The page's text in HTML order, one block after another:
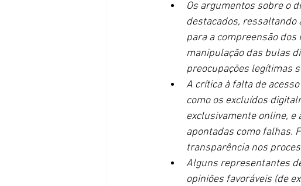
Os argumentos sobre o
destacados, ressaltando
para a compreensão
manipulação das bulas
preocupações legítimas
A crítica à falta de
como os excluídos
exclusivamente online, e
apontadas como falhas.
transparência nos
Alguns representantes
opiniões favoráveis (de